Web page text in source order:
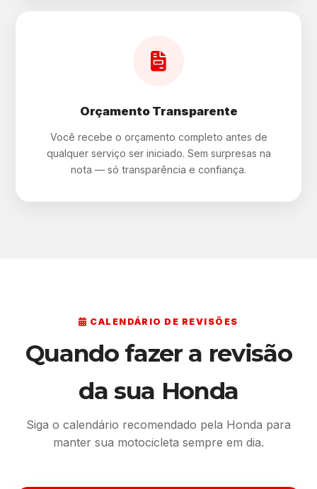
Orçamento Transparente
Você recebe o orçamento completo antes de
qualquer serviço ser iniciado. Sem surpresas na
nota — só transparência e confiança.
CALENDÁRIO DE REVISÕES
Quando fazer a revisão
da sua Honda
Siga o calendário recomendado pela Honda para
manter sua motocicleta sempre em dia.